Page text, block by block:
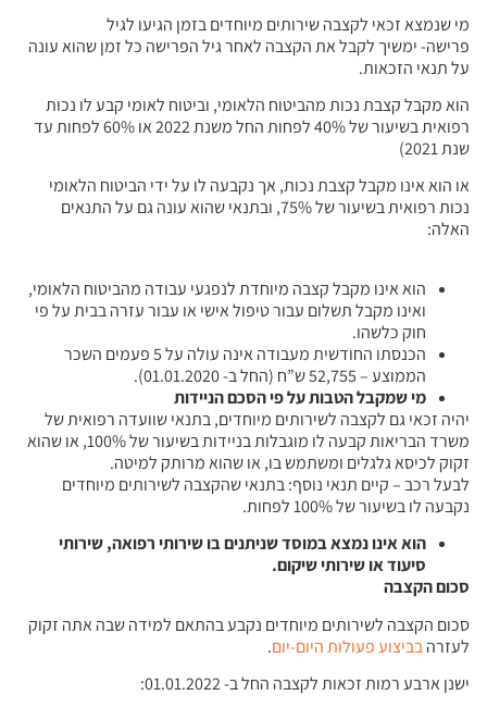
מי שנמצא זכאי לקצבה שירותים מיוחדים בזמן הגיעו לגיל
פרישה- ימשיך לקבל את הקצבה לאחר גיל הפרישה כל זמן שהוא עונה
על תנאי הזכאות.
הוא מקבל קצבת נכות מהביטוח הלאומי, וביטוח לאומי קבע לו נכות
רפואית בשיעור של 40% לפחות החל משנת 2022 או 60% לפחות עד
שנת 2021)
או הוא אינו מקבל קצבת נכות, אך נקבעה לו על ידי הביטוח הלאומי
נכות רפואית בשיעור של 75%, ובתנאי שהוא עונה גם על התנאים
האלה:
הוא אינו מקבל קצבה מיוחדת לנפגעי עבודה מהביטוח הלאומי,
ואינו מקבל תשלום עבור טיפול אישי או עבור עזרה בבית על פי
חוק כלשהו.
הכנסתו החודשית מעבודה אינה עולה על 5 פעמים השכר
הממוצע – 52,755 ש”ח (החל ב- 01.01.2020).
מי שמקבל הטבות על פי הסכם הניידות
יהיה זכאי גם לקצבה לשירותים מיוחדים, בתנאי שוועדה רפואית של
משרד הבריאות קבעה לו מוגבלות בניידות בשיעור של 100%, או שהוא
זקוק לכיסא גלגלים ומשתמש בו, או שהוא מרותק למיטה.
לבעל רכב – קיים תנאי נוסף: בתנאי שהקצבה לשירותים מיוחדים
נקבעה לו בשיעור של 100% לפחות.
הוא אינו נמצא במוסד שניתנים בו שירותי רפואה, שירותי
סיעוד או שירותי שיקום.
סכום הקצבה
סכום הקצבה לשירותים מיוחדים נקבע בהתאם למידה שבה אתה זקוק
לעזרהבביצוע פעולות היום-יום.
ישנן ארבע רמות זכאות לקצבה החל ב- 01.01.2022: